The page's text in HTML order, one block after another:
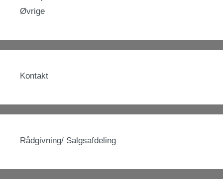
Øvrige
Kontakt
Rådgivning/ Salgsafdeling